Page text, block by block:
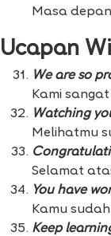
Masa
Ucapan
We are so
Kami
Watching
Melihatmu
Selamat
You have
Kamu
Keep